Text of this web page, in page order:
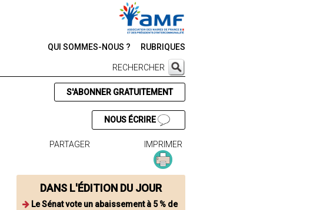
QUI SOMMES-NOUS ? RUBRIQUES
RECHERCHER
S'ABONNER GRATUITEMENT
NOUS ÉCRIRE
PARTAGER IMPRIMER
DANS L'ÉDITION DU JOUR
Le Sénat vote un abaissement à 5 % de